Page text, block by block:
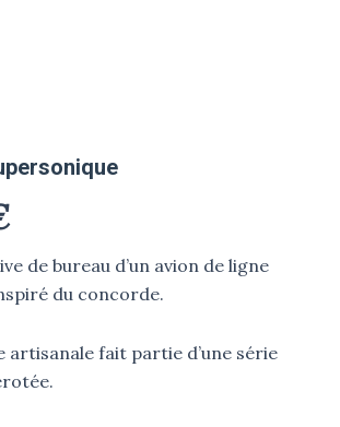
de bureau d’un avion de ligne
du concorde.
artisanale fait partie d’une série